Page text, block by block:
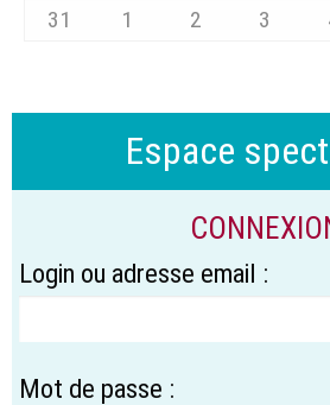
31
1 2 3
Espace
Login ou adresse email :
Mot de passe :